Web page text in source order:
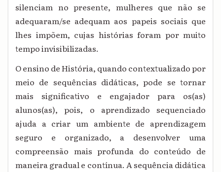
silenciam no presente, mulheres que não se
adequaram/se adequam aos papeis sociais que
lhes impõem, cujas histórias foram por muito
tempo invisibilizadas.
O ensino de História, quando contextualizado por
meio de sequências didáticas, pode se tornar
mais significativo e engajador para os(as)
alunos(as), pois, o aprendizado sequenciado
ajuda a criar um ambiente de aprendizagem
seguro e organizado, a desenvolver uma
compreensão mais profunda do conteúdo de
maneira gradual e contínua. A sequência didática